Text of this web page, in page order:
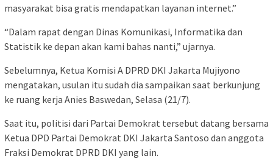
masyarakat bisa gratis mendapatkan layanan internet.”
“Dalam rapat dengan Dinas Komunikasi, Informatika dan
Statistik ke depan akan kami bahas nanti,” ujarnya.
Sebelumnya, Ketua Komisi A DPRD DKI Jakarta Mujiyono
mengatakan, usulan itu sudah dia sampaikan saat berkunjung
ke ruang kerja Anies Baswedan, Selasa (21/7).
Saat itu, politisi dari Partai Demokrat tersebut datang bersama
Ketua DPD Partai Demokrat DKI Jakarta Santoso dan anggota
Fraksi Demokrat DPRD DKI yang lain.